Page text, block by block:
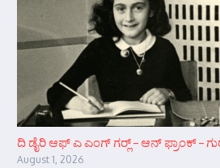
ದಿ ಡೈರಿ ಆಫ್ ಎ ಎಂಗ್ ಗರ್‍ಲ್ – ಆನ್‌ ಫ್ರಾಂಕ್ –
August 1, 2026